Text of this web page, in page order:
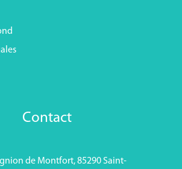
Contact
de Montfort, 85290 Saint-